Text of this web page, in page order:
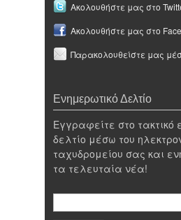
Ακολουθήστε μας στο
Ακολουθήστε μας στο
Παρακολουθείστε μας
Ενημερωτικό Δελτίο
Εγγραφείτε στο τακτικό
δελτίο μέσω του
ταχυδρομείου σας και
τα τελευταία νέα!